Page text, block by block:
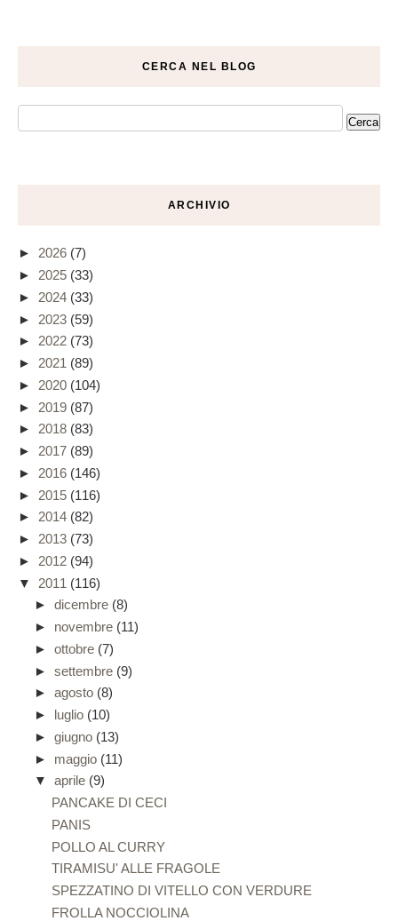
CERCA NEL BLOG
ARCHIVIO
► 2026 (7)
► 2025 (33)
► 2024 (33)
► 2023 (59)
► 2022 (73)
► 2021 (89)
► 2020 (104)
► 2019 (87)
► 2018 (83)
► 2017 (89)
► 2016 (146)
► 2015 (116)
► 2014 (82)
► 2013 (73)
► 2012 (94)
▼ 2011 (116)
► dicembre (8)
► novembre (11)
► ottobre (7)
► settembre (9)
► agosto (8)
► luglio (10)
► giugno (13)
► maggio (11)
▼ aprile (9)
PANCAKE DI CECI
PANIS
POLLO AL CURRY
TIRAMISU' ALLE FRAGOLE
SPEZZATINO DI VITELLO CON VERDURE
FROLLA NOCCIOLINA